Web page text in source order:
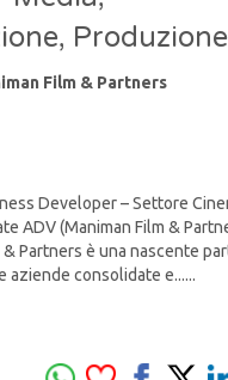
Film & Partners
Developer – Settore
ADV (Maniman Film &
& Partners è una nascente
aziende consolidate e......